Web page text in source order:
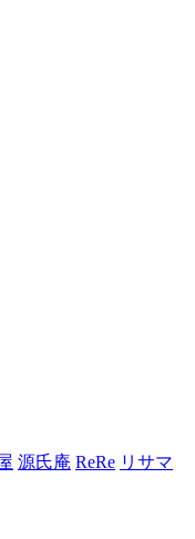
源氏庵 ReRe リサマ